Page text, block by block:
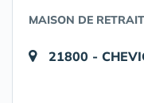
MAISON DE
21800 -